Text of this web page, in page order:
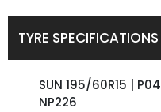
TYRE SPECIFICATIONS
SUN 195/60R15 | P04 |
NP226